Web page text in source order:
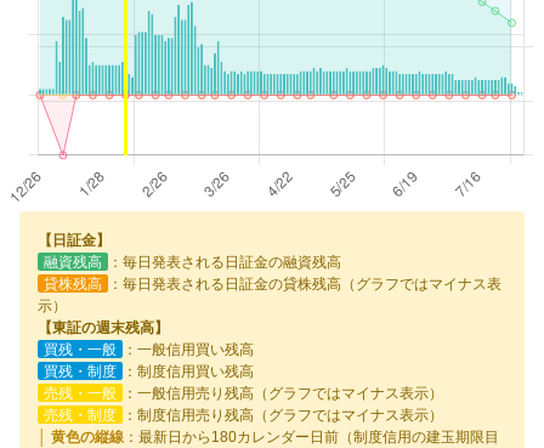
【日証金】
融資残高
：毎日発表される日証金の融資残高
貸株残高
：毎日発表される日証金の貸株残高（グラフではマイナス表
示）
【東証の週末残高】
買残・一般
：一般信用買い残高
買残・制度
：制度信用買い残高
売残・一般
：一般信用売り残高（グラフではマイナス表示）
売残・制度
：制度信用売り残高（グラフではマイナス表示）
│ 黄色の縦線 ：最新日から180カレンダー日前（制度信用の建玉期限目